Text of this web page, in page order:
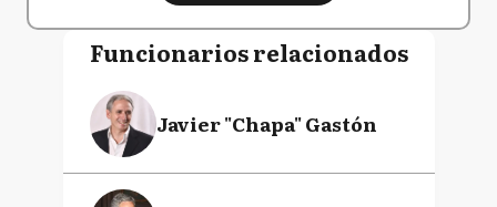
Funcionarios relacionados
Javier "Chapa" Gastón